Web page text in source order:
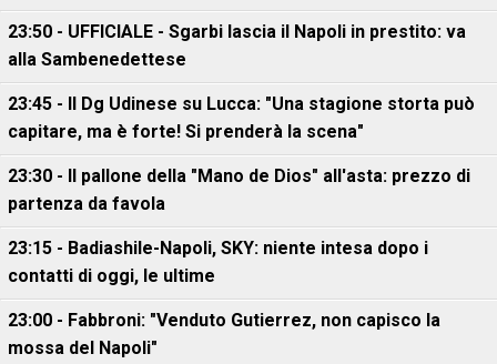
23:50 - UFFICIALE - Sgarbi lascia il Napoli in prestito: va
alla Sambenedettese
23:45 - Il Dg Udinese su Lucca: "Una stagione storta può
capitare, ma è forte! Si prenderà la scena"
23:30 - Il pallone della "Mano de Dios" all'asta: prezzo di
partenza da favola
23:15 - Badiashile-Napoli, SKY: niente intesa dopo i
contatti di oggi, le ultime
23:00 - Fabbroni: "Venduto Gutierrez, non capisco la
mossa del Napoli"